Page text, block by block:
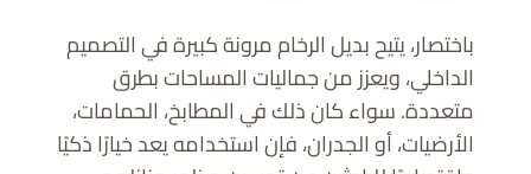
باختصار، يتيح بديل الرخام مرونة كبيرة في التصميم
الداخلي، ويعزز من جماليات المساحات بطرق
متعددة. سواء كان ذلك في المطابخ، الحمامات،
الأرضيات، أو الجدران، فإن استخدامه يعد خيارًا ذكيًا